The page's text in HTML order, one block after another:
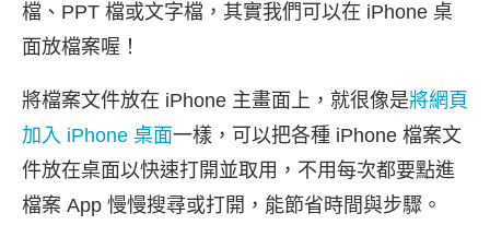
檔、PPT 檔或文字檔，其實我們可以在 iPhone 桌
面放檔案喔！
將檔案文件放在 iPhone 主畫面上，就很像是將網頁
加入 iPhone 桌面一樣，可以把各種 iPhone 檔案文
件放在桌面以快速打開並取用，不用每次都要點進
檔案 App 慢慢搜尋或打開，能節省時間與步驟。